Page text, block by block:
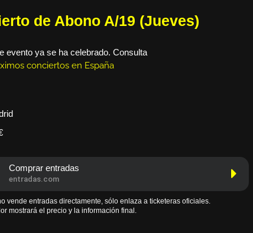
de Abono A/19 (Jueves)
evento ya se ha celebrado. Consulta
conciertos en España
Comprar entradas
entradas.com
vende entradas directamente, sólo enlaza a ticketeras oficiales.
mostrará el precio y la información final.